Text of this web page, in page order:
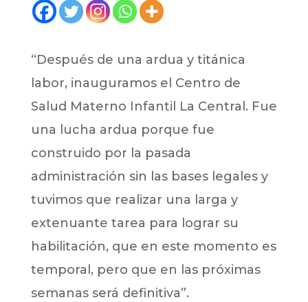
“Después de una ardua y titánica
labor, inauguramos el Centro de
Salud Materno Infantil La Central. Fue
una lucha ardua porque fue
construido por la pasada
administración sin las bases legales y
tuvimos que realizar una larga y
extenuante tarea para lograr su
habilitación, que en este momento es
temporal, pero que en las próximas
semanas será definitiva”.